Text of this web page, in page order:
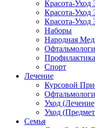
Красота-Уход
Красота-Уход
Красота-Уход
Наборы
Народная
Профилактика
Спорт
Лечение
Курсовой
Уход
Уход
Семья